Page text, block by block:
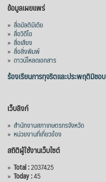
ข้อมูลเผยแพร่
» สื่อมัลติมีเดีย
» สื่อวิดีโอ
» สื่อเสียง
» สื่อสิ่งพิมพ์
» ดาวน์โหลดเอกสาร
ร้องเรียนการทุจริตและประพฤติมิชอบ
เว็บลิงก์
» สำนักงานสภาเกษตรกรจังหวัด
» หน่วยงานที่เกี่ยวข้อง
สถิติผู้ใช้งานเว็บไซต์
» Total :2037425
» Today :45